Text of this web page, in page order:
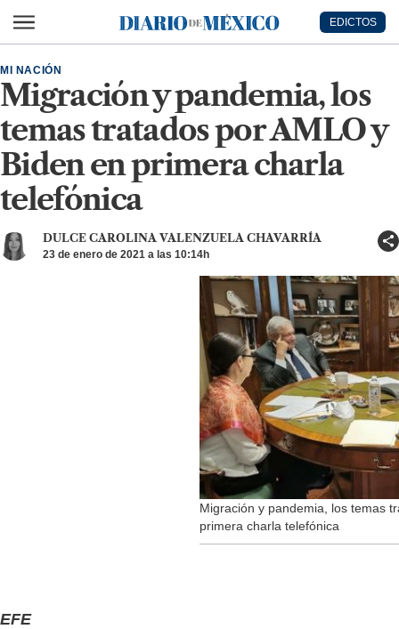
Diario de México
EDICTOS
Migración y pandemia, los
temas tratados por AMLO y
Biden en primera charla
telefónica
MI NACIÓN
DULCE CAROLINA VALENZUELA CHAVARRÍA
23 de enero de 2021 a las 10:14h
Migración y pandemia, los temas
primera charla telefónica
EFE